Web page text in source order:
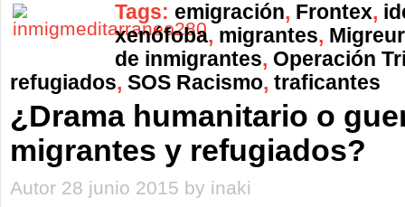
Tags: emigración, Frontex,
xenófoba, migrantes,
de inmigrantes, Operación
refugiados, SOS Racismo, traficantes
¿Drama humanitario o
migrantes y refugiados?
Autor 28 junio 2015 by inaki